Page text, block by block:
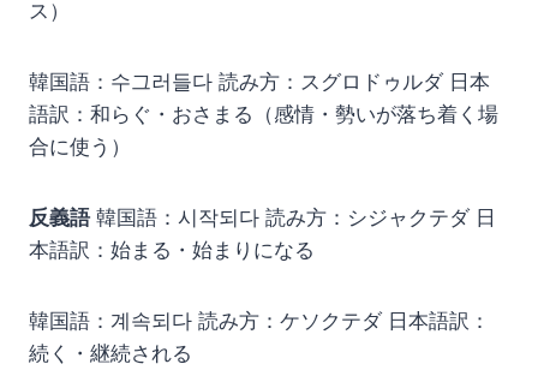
ス）
韓国語：수그러들다 読み方：スグロドゥルダ 日本
語訳：和らぐ・おさまる（感情・勢いが落ち着く場
合に使う）
反義語韓国語：시작되다 読み方：シジャクテダ 日
本語訳：始まる・始まりになる
韓国語：계속되다 読み方：ケソクテダ 日本語訳：
続く・継続される